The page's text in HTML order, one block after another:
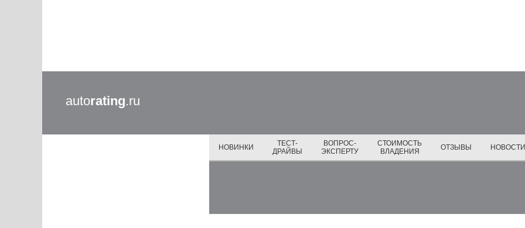
autorating.ru
НОВИНКИ
ТЕСТ-
ДРАЙВЫ
ВОПРОС-
ЭКСПЕРТУ
СТОИМОСТЬ
ВЛАДЕНИЯ
ОТЗЫВЫ НОВОСТИ